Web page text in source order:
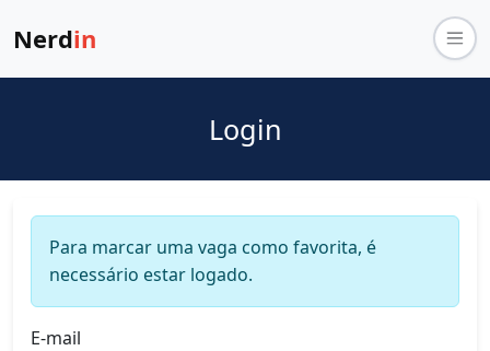
Nerdin
Login
Para marcar uma vaga como favorita, é
necessário estar logado.
E-mail